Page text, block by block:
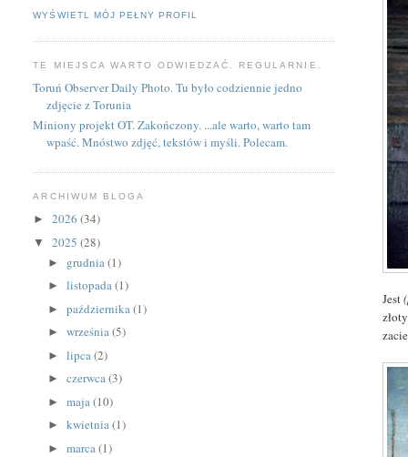
Jest
WYŚWIETL MÓJ PEŁNY PROFIL
TE MIEJSCA WARTO ODWIEDZAĆ. REGULARNIE.
Toruń Observer Daily Photo. Tu było codziennie jedno
zdjęcie z Torunia
Miniony projekt OT. Zakończony. ...ale warto, warto tam
wpaść. Mnóstwo zdjęć, tekstów i myśli. Polecam.
ARCHIWUM BLOGA
►2026(34)
▼2025(28)
► grudnia(1)
►listopada(1)
►października(1)
►września(5)
►lipca(2)
►czerwca(3)
►maja(10)
►kwietnia(1)
►marca(1)